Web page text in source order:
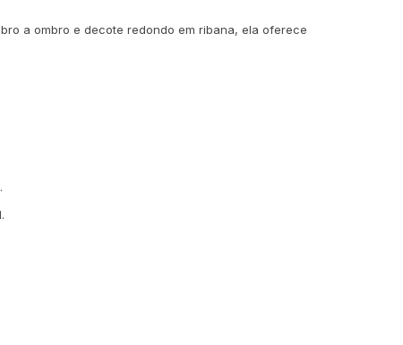
a ombro e decote redondo em ribana, ela oferece